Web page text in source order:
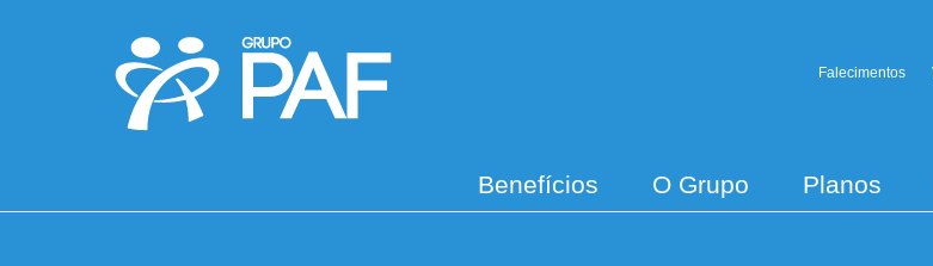
Falecimentos
Benefícios O Grupo Planos